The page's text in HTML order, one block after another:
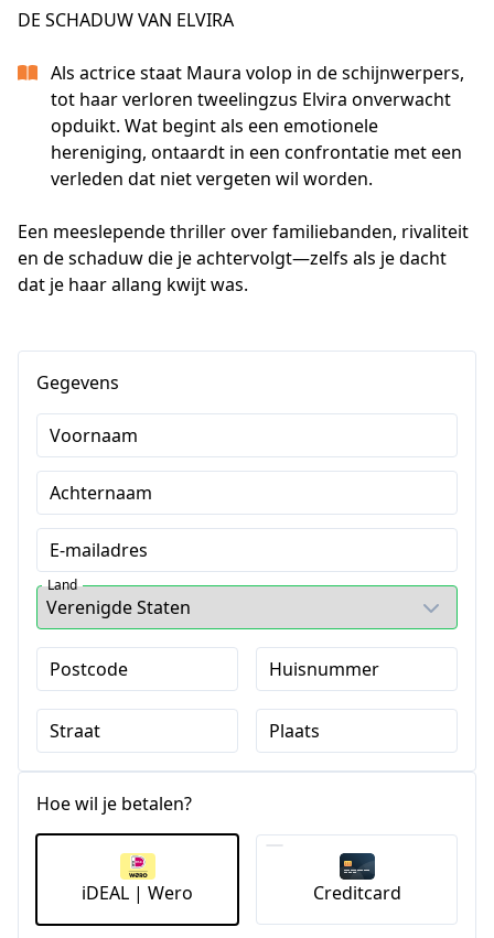
DE SCHADUW VAN ELVIRA
Als actrice staat Maura volop in de schijnwerpers,
tot haar verloren tweelingzus Elvira onverwacht
opduikt. Wat begint als een emotionele
hereniging, ontaardt in een confrontatie met een
verleden dat niet vergeten wil worden.
Een meeslepende thriller over familiebanden, rivaliteit
en de schaduw die je achtervolgt—zelfs als je dacht
dat je haar allang kwijt was.
Gegevens
Voornaam
Achternaam
E-mailadres
Land
Postcode Huisnummer
Straat Plaats
Hoe wil je betalen?
iDEAL | Wero Creditcard